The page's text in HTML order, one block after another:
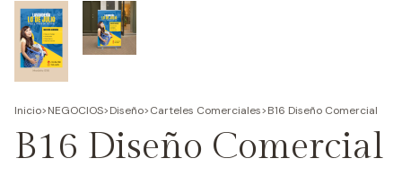
Inicio>NEGOCIOS>Diseño>Carteles Comerciales>B16 Diseño Comercial
B16 Diseño Comercial